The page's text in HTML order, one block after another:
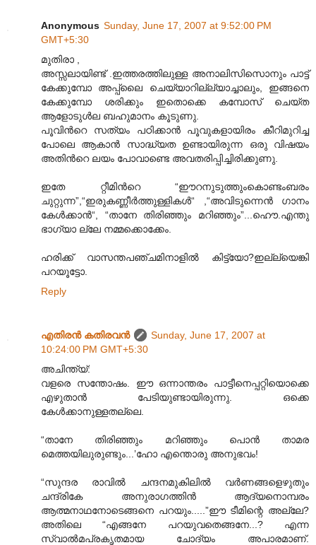
Anonymous Sunday, June 17, 2007 at 9:52:00 PM
GMT+5:30
മുതിരാ ,
അസ്സലായിണ്ട് .ഇത്തരത്തിലുള്ള അനാലിസിസൊനും പാട്ട്
കേക്കുമ്പോ അപ്പ്ലൈ ചെയ്യാറില്ല്യാച്ചാലും, ഇങ്ങനെ
കേക്കുമ്പോ ശരിക്കും ഇതൊക്കെ കമ്പോസ് ചെയ്ത
ആളോടുള്‍ല ബഹുമാനം കൂടുണു.
പൂവിന്‍റെ സത്യം പഠിക്കാന്‍ പൂവുകളായിരം കീറിമുറിച്ച
പോലെ ആകാന്‍ സാദ്ധ്യത ഉണ്ടായിരുന്ന ഒരു വിഷയം
അതിന്‍റെ ലയം പോവാണ്ടെ അവതരിപ്പിച്ചിരിക്കുണു.
ഇതേ റ്റീമിന്‍റെ “ഈറനുടുത്തുംകൊണ്ടംബരം
ചുറ്റുന്ന”,“ഇരുകണ്ണീര്‍ത്തുള്ളികള്‍“ ,“അവിടുന്നെന്‍ ഗാനം
കേള്‍ക്കാന്‍“, “താനേ തിരിഞ്ഞും മറിഞ്ഞും”...ഹൌ.എന്തു
ഭാഗ്യാ ല്ലേ നമ്മക്കൊക്കേം.
ഹരിക്ക് വാസന്തപഞ്ചമിനാളില്‍ കിട്ട്യോ?ഇല്ല്യെങ്കി
പറയൂട്ടോ.
Reply
എതിരന്‍ കതിരവന്‍
Sunday, June 17, 2007 at
10:24:00 PM GMT+5:30
അചിന്ത്യ്:
വളരെ സന്തോഷം. ഈ ഒന്നാന്തരം പാട്ടീനെപ്പറ്റിയൊക്കെ
എഴുതാന്‍ പേടിയുണ്ടായിരുന്നു. ഒക്കെ
കേള്‍ക്കാനുള്ളതല്ലെ.
“താനേ തിരിഞ്ഞും മറിഞ്ഞും പൊന്‍ താമര
മെത്തയിലുരുണ്ടും...’ഹോ എന്തൊരു അനുഭവം!
“സുന്ദര രാവില്‍ ചന്ദനമുകിലില്‍ വര്‍ണങ്ങളെഴുതും
ചന്ദ്രികേ അനുരാഗത്തിന്‍ ആദ്യനൊമ്പരം
ആത്മനാഥനോടെങ്ങനെ പറയും.....”ഈ ടീമിന്റെ അല്ലേ?
അതിലെ “എങ്ങനേ പറയുവതെങ്ങനേ...? എന്ന
സ്വാല്‍മപ്രകൃതമായ ചോദ്യം അപാരമാണ്.